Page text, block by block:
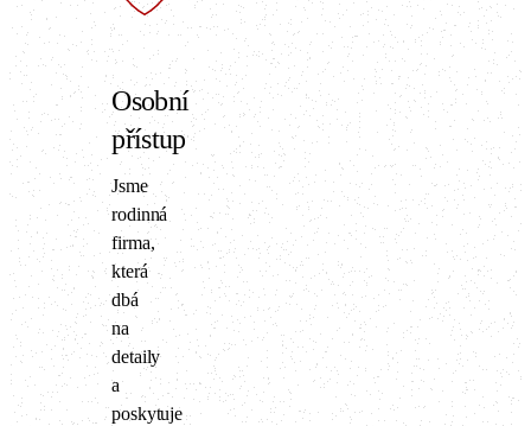
Osobní
přístup
Jsme
rodinná
firma,
která
dbá
na
detaily
a
poskytuje